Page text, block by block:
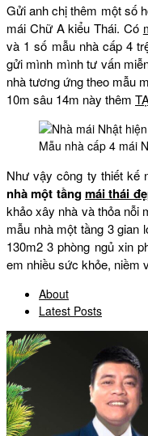
Gửi anh chị thêm một số
mái Chữ A kiểu Thái. Có
và 1 số mẫu nhà cấp 4
gửi mình mình tư vấn
nhà tương ứng theo mẫu
10m sâu 14m này thêm
Mẫu nhà cấp 4 mái
Như vậy công ty thiết kế
nhà một tầngmái thái
khảo xây nhà và thỏa nỗi
mẫu nhà một tầng 3 gian
130m2 3 phòng ngủ xin
em nhiều sức khỏe, niềm
About
Latest Posts